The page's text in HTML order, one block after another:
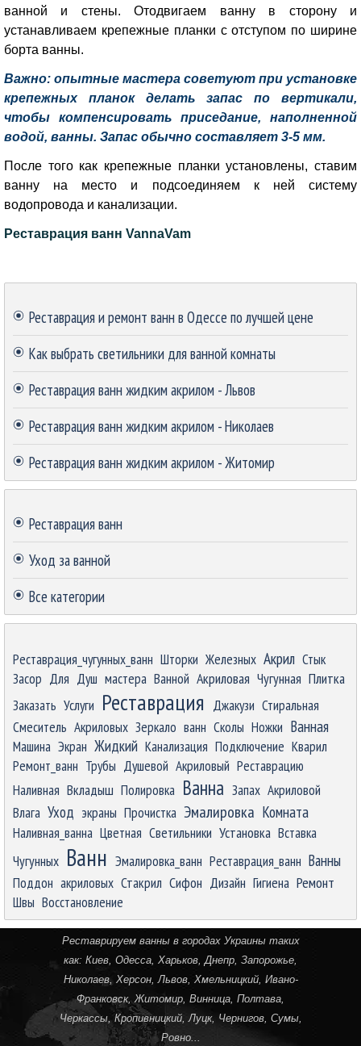
ванной и стены. Отодвигаем ванну в сторону и
устанавливаем крепежные планки с отступом по ширине
борта ванны.
Важно: опытные мастера советуют при установке
крепежных планок делать запас по вертикали,
чтобы компенсировать приседание, наполненной
водой, ванны. Запас обычно составляет 3-5 мм.
После того как крепежные планки установлены, ставим
ванну на место и подсоединяем к ней систему
водопровода и канализации.
Реставрация ванн VannaVam
Реставрация и ремонт ванн в Одессе по лучшей цене
Как выбрать светильники для ванной комнаты
Реставрация ванн жидким акрилом - Львов
Реставрация ванн жидким акрилом - Николаев
Реставрация ванн жидким акрилом - Житомир
Реставрация ванн
Уход за ванной
Все категории
Реставрация_чугунных_ванн Шторки Железных Акрил Стык
Засор Для Душ мастера Ванной Акриловая Чугунная Плитка
Заказать Услуги Реставрация Джакузи Стиральная
Смеситель Акриловых Зеркало ванн Сколы Ножки Ванная
Машина Экран Жидкий Канализация Подключение Кварил
Ремонт_ванн Трубы Душевой Акриловый Реставрацию
Наливная Вкладыш Полировка Ванна Запах Акриловой
Влага Уход экраны Прочистка Эмалировка Комната
Наливная_ванна Цветная Светильники Установка Вставка
Чугунных Ванн Эмалировка_ванн Реставрация_ванн Ванны
Поддон акриловых Стакрил Сифон Дизайн Гигиена Ремонт
Швы Восстановление
Реставрируем ванны в городах Украины таких
как: Киев, Одесса, Харьков,Днепр, Запорожье,
Николаев, Херсон,Львов, Хмельницкий, Ивано-
Франковск,Житомир, Винница, Полтава,
Черкассы, Кропивницкий, Луцк, Чернигов, Сумы,
Ровно...